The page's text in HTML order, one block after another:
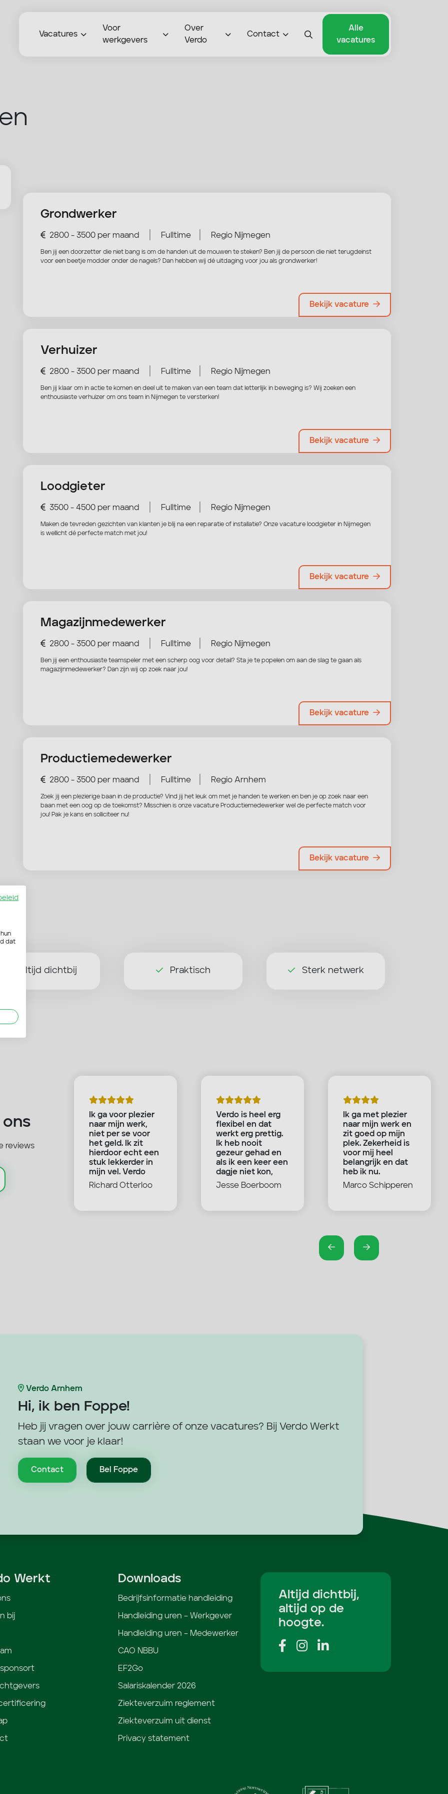
Vacatures
Voor
werkgevers
Over
Verdo
Contact
Alle
vacatures
Grondwerker
2800 - 3500 per maand Fulltime Regio Nijmegen
Ben jij een doorzetter die niet bang is om de handen uit de mouwen te steken? Ben jij de persoon die niet terugdeinst
voor een beetje modder onder de nagels? Dan hebben wij dé uitdaging voor jou als grondwerker!
Bekijk vacature
Verhuizer
2800 - 3500 per maand Fulltime Regio Nijmegen
Ben jij klaar om in actie te komen en deel uit te maken van een team dat letterlijk in beweging is? Wij zoeken een
enthousiaste verhuizer om ons team in Nijmegen te versterken!
Bekijk vacature
Loodgieter
3500 - 4500 per maand Fulltime Regio Nijmegen
Maken de tevreden gezichten van klanten je blij na een reparatie of installatie? Onze vacature loodgieter in Nijmegen
is wellicht dé perfecte match met jou!
Bekijk vacature
Magazijnmedewerker
2800 - 3500 per maand Fulltime Regio Nijmegen
Ben jij een enthousiaste teamspeler met een scherp oog voor detail? Sta je te popelen om aan de slag te gaan als
magazijnmedewerker? Dan zijn wij op zoek naar jou!
Bekijk vacature
Productiemedewerker
2800 - 3500 per maand Fulltime Regio Arnhem
Zoek jij een plezierige baan in de productie? Vind jij het leuk om met je handen te werken en ben je op zoek naar een
baan met een oog op de toekomst? Misschien is onze vacature Productiemedewerker wel de perfecte match voor
jou! Pak je kans en solliciteer nu!
Bekijk vacature
Altijd dichtbij Praktisch Sterk netwerk
reviews
bij hun
het
vind
Ik ga voor plezier
naar mijn werk,
niet per se voor
het geld. Ik zit
hierdoor echt een
stuk lekkerder in
mijn vel. Verdo
heeft mij een
ief gegeven en ik
Richard Otterloo
Verdo is heel erg
flexibel en dat
werkt erg prettig.
Ik heb nooit
gezeur gehad en
als ik een keer een
dagje niet kon,
was dat niet erg.
Jesse Boerboom
Ik ga met plezier
naar mijn werk en
zit goed op mijn
plek. Zekerheid is
voor mij heel
belangrijk en dat
heb ik nu.
Marco Schipperen
Verdo Arnhem
Hi, ik ben Foppe!
Heb jij vragen over jouw carrière of onze vacatures? Bij Verdo Werkt
staan we voor je klaar!
Contact Bel Foppe
Werkt
bij
Downloads
Bedrijfsinformatie handleiding
Handleiding uren – Werkgever
Handleiding uren – Medewerker
CAO NBBU
EF2Go
Salariskalender 2026
Ziekteverzuim reglement
Ziekteverzuim uit dienst
Privacy statement
Altijd dichtbij,
altijd op de
hoogte.
dat